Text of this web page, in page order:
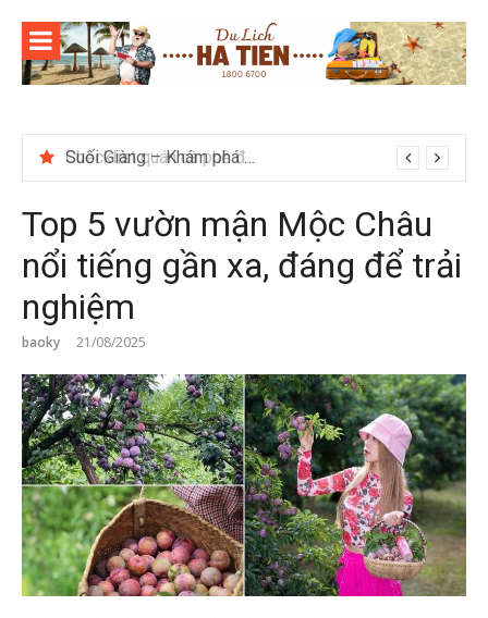
content
Checklist quán cà phê đẹp dịp 2/9 ở Đà Lạt nên ghé
Top 5 vườn mận Mộc Châu
nổi tiếng gần xa, đáng để trải
nghiệm
baoky 21/08/2025